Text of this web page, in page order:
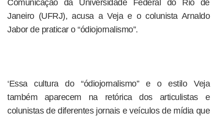
Comunicação da Universidade Federal do Rio de
Janeiro (UFRJ), acusa a Veja e o colunista Arnaldo
Jabor de praticar o “ódiojornalismo”.
‘Essa cultura do “ódiojornalismo” e o estilo Veja
também aparecem na retórica dos articulistas e
colunistas de diferentes jornais e veículos de mídia que